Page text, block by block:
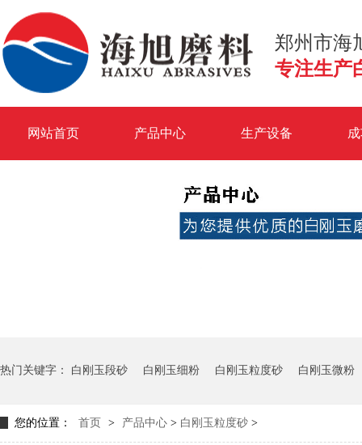
郑州市海
专注生产
网站首页 产品中心 生产设备
热门关键字： 白刚玉段砂 白刚玉细粉 白刚玉粒度砂 白刚玉微粉
您的位置： 首页 > 产品中心 > 白刚玉粒度砂 >